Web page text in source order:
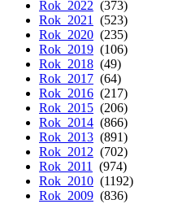
Rok 2022 (373)
Rok 2021 (523)
Rok 2020 (235)
Rok 2019 (106)
Rok 2018 (49)
Rok 2017 (64)
Rok 2016 (217)
Rok 2015 (206)
Rok 2014 (866)
Rok 2013 (891)
Rok 2012 (702)
Rok 2011 (974)
Rok 2010 (1192)
Rok 2009 (836)